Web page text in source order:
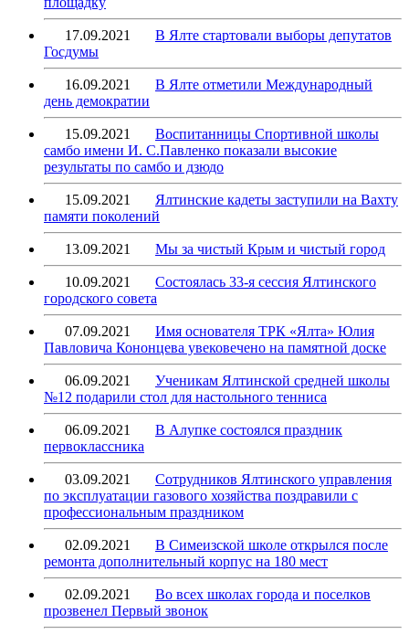
17.09.2021
В Ялте стартовали выборы депутатов
Госдумы
16.09.2021
В Ялте отметили Международный
день демократии
15.09.2021
Воспитанницы Спортивной школы
самбо имени И. С.Павленко показали высокие
результаты по самбо и дзюдо
15.09.2021
Ялтинские кадеты заступили на Вахту
памяти поколений
13.09.2021 Мы за чистый Крым и чистый город
10.09.2021
Состоялась 33-я сессия Ялтинского
городского совета
07.09.2021
Имя основателя ТРК «Ялта» Юлия
Павловича Кононцева увековечено на памятной доске
06.09.2021
Ученикам Ялтинской средней школы
№12 подарили стол для настольного тенниса
06.09.2021
В Алупке состоялся праздник
первоклассника
03.09.2021
Сотрудников Ялтинского управления
по эксплуатации газового хозяйства поздравили с
профессиональным праздником
02.09.2021
В Симеизской школе открылся после
ремонта дополнительный корпус на 180 мест
02.09.2021
Во всех школах города и поселков
прозвенел Первый звонок